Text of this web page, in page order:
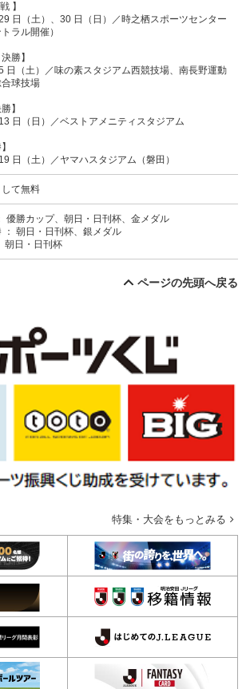
】
日（土）、30 日（日）／時之栖スポーツセンター
トラル開催）
勝】
日（土）／味の素スタジアム西競技場、南長野運動
球技場
】
日（日）／ベストアメニティスタジアム
日（土）／ヤマハスタジアム（磐田）
て無料
優勝カップ、朝日・日刊杯、金メダル
： 朝日・日刊杯、銀メダル
朝日・日刊杯
ページの先頭へ戻る
特集・大会をもっとみる